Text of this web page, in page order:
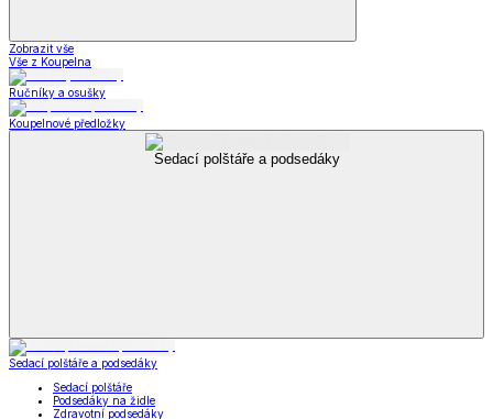
Zobrazit vše
Vše z Koupelna
Ručníky a osušky
Koupelnové předložky
Sedací polštáře a podsedáky
Sedací polštáře a podsedáky
Sedací polštáře
Podsedáky na židle
Zdravotní podsedáky